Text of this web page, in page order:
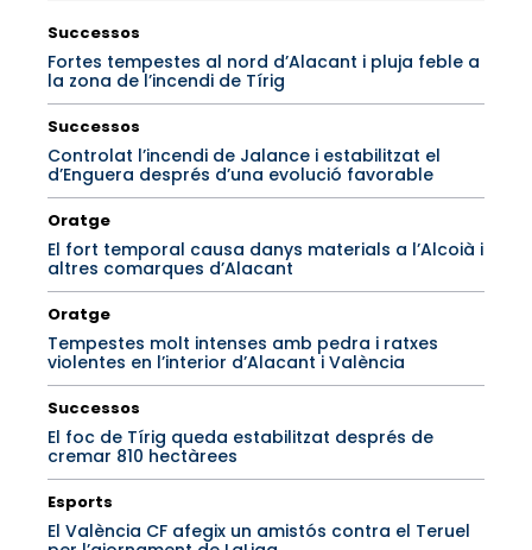
Successos
Fortes tempestes al nord d’Alacant i pluja feble a
la zona de l’incendi de Tírig
Successos
Controlat l’incendi de Jalance i estabilitzat el
d’Enguera després d’una evolució favorable
Oratge
El fort temporal causa danys materials a l’Alcoià i
altres comarques d’Alacant
Oratge
Tempestes molt intenses amb pedra i ratxes
violentes en l’interior d’Alacant i València
Successos
El foc de Tírig queda estabilitzat després de
cremar 810 hectàrees
Esports
El València CF afegix un amistós contra el Teruel